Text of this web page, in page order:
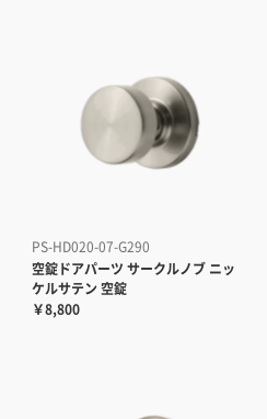
PS-HD020-07-G290
空錠ドアパーツ サークルノブ ニッ
ケルサテン 空錠
￥8,800